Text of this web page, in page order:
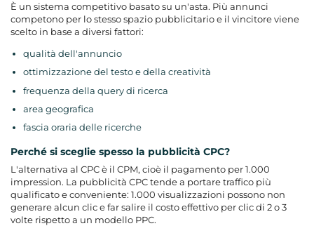
È un sistema competitivo basato su un'asta. Più annunci
competono per lo stesso spazio pubblicitario e il vincitore viene
scelto in base a diversi fattori:
qualità dell'annuncio
ottimizzazione del testo e della creatività
frequenza della query di ricerca
area geografica
fascia oraria delle ricerche
Perché si sceglie spesso la pubblicità CPC?
L'alternativa al CPC è il CPM, cioè il pagamento per 1.000
impression. La pubblicità CPC tende a portare traffico più
qualificato e conveniente: 1.000 visualizzazioni possono non
generare alcun clic e far salire il costo effettivo per clic di 2 o 3
volte rispetto a un modello PPC.